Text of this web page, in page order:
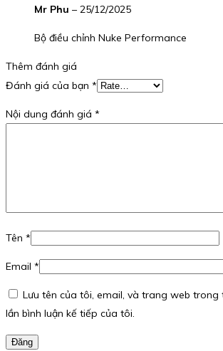
Mr Phu – 25/12/2025
Bộ điều chỉnh Nuke Performance
Thêm đánh giá
Đánh giá của bạn *
Nội dung đánh giá *
Tên *
Email *
Lưu tên của tôi, email, và trang web trong
lần bình luận kế tiếp của tôi.
Đăng